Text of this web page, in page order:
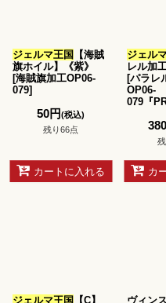
ジェルマ王国
【海賊
旗ホイル】《紫》
[海賊旗加工OP06-
079]
50円(税込)
残り66点
カートに入れる
ジェル
レル加
[パラレ
OP06-
079『
380
カ
ジェルマ王国
【C】
ヴィン